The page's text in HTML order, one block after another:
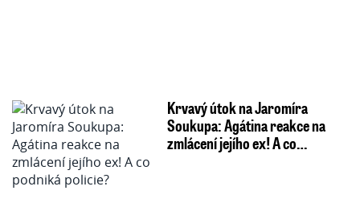
Krvavý útok na Jaromíra
Soukupa: Agátina reakce na
zmlácení jejího ex! A co…